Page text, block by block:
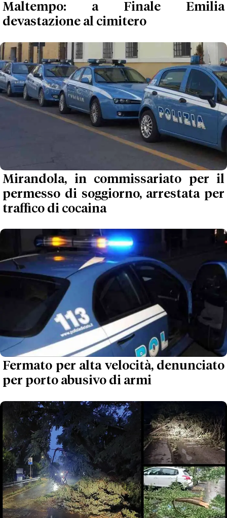
Maltempo: a Finale Emilia
devastazione al cimitero
Mirandola, in commissariato per il
permesso di soggiorno, arrestata per
traffico di cocaina
Fermato per alta velocità, denunciato
per porto abusivo di armi